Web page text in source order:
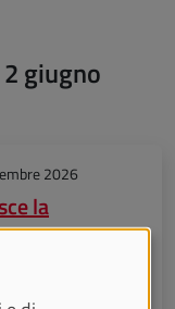
giugno
2026
la